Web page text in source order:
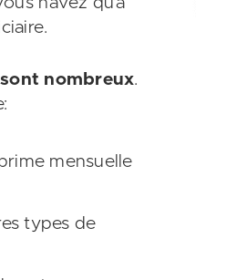
sont nombreux.
mensuelle
types de